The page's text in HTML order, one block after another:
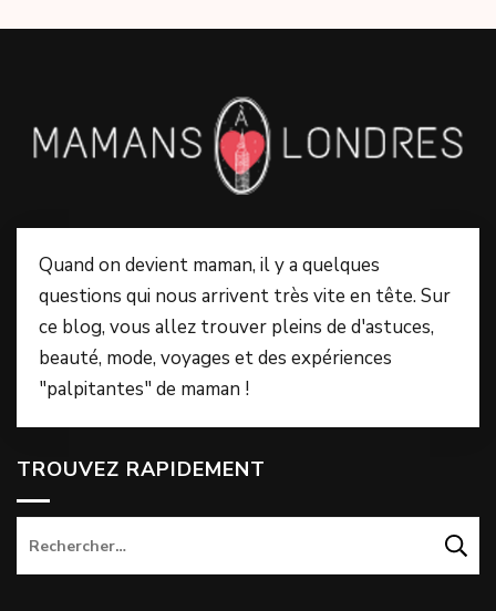
Quand on devient maman, il y a quelques
questions qui nous arrivent très vite en tête. Sur
ce blog, vous allez trouver pleins de d'astuces,
beauté, mode, voyages et des expériences
"palpitantes" de maman !
TROUVEZ RAPIDEMENT
Rechercher :